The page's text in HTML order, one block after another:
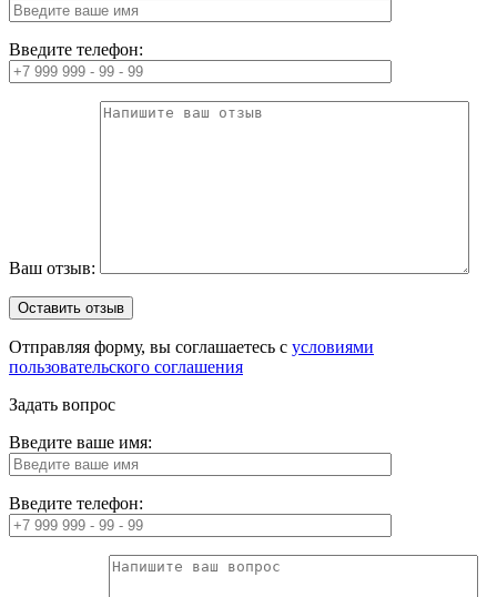
Введите телефон:
Ваш отзыв:
Отправляя форму, вы соглашаетесь с условиями
пользовательского соглашения
Задать вопрос
Введите ваше имя:
Введите телефон: